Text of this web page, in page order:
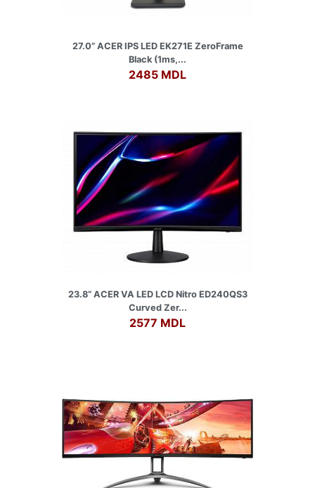
27.0” ACER IPS LED EK271E ZeroFrame
Black (1ms,...
2485 MDL
23.8” ACER VA LED LCD Nitro ED240QS3
Curved Zer...
2577 MDL